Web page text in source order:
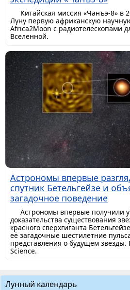
Китайская миссия «Чанъэ-8» в
Луну первую африканскую
Africa2Moon с радиотелескопами
Вселенной.
Астрономы впервые
спутник Бетельгейзе и
загадочное поведение
Астрономы впервые получили
доказательства существования
красного сверхгиганта
её загадочные шестилетние
представления о будущем звезды.
Science.
Лунный календарь